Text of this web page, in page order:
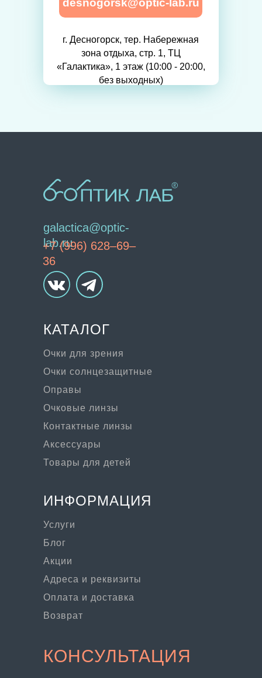
desnogorsk@optic-lab.ru
г. Десногорск, тер. Набережная
зона отдыха, стр. 1, ТЦ
«Галактика», 1 этаж (10:00 - 20:00,
без выходных)
galactica@optic-
lab.ru
Очки для зрения
Очки солнцезащитные
Очковые линзы
Оправы
Контактные линзы
Аксессуары
Товары для детей
+7 (996) 628–69–
36
ИНФОРМАЦИЯ
Услуги
КАТАЛОГ
Адреса и реквизиты
КОНСУЛЬТАЦИЯ
Оплата и доставка
Возврат
Блог
Акции